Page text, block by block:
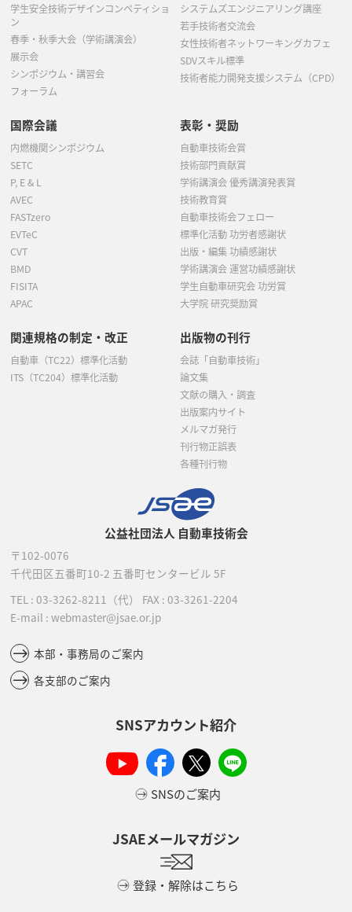
公益社団法人 自動車技術会
〒102-0076
千代田区五番町10-2 五番町センタービル 5F
TEL : 03-3262-8211 （代） FAX : 03-3261-2204
E-mail : webmaster@jsae.or.jp
本部・事務局のご案内
各支部のご案内
SNSアカウント紹介
SNSのご案内
JSAEメールマガジン
登録・解除はこちら
学生安全技術デザインコンペティショ
ン
春季・秋季大会（学術講演会）
展示会
シンポジウム・講習会
フォーラム
システムズエンジニアリング講座
若手技術者交流会
女性技術者ネットワーキングカフェ
SDVスキル標準
技術者能力開発支援システム（CPD）
国際会議
内燃機関シンポジウム
SETC
P, E & L
AVEC
FASTzero
EVTeC
CVT
BMD
FISITA
APAC
表彰・奨励
自動車技術会賞
技術部門貢献賞
学術講演会 優秀講演発表賞
技術教育賞
自動車技術会フェロー
標準化活動 功労者感謝状
出版・編集 功績感謝状
学術講演会 運営功績感謝状
学生自動車研究会 功労賞
大学院 研究奨励賞
関連規格の制定・改正
自動車（TC22）標準化活動
ITS（TC204）標準化活動
出版物の刊行
会誌「自動車技術」
論文集
文献の購入・調査
出版案内サイト
メルマガ発行
刊行物正誤表
各種刊行物